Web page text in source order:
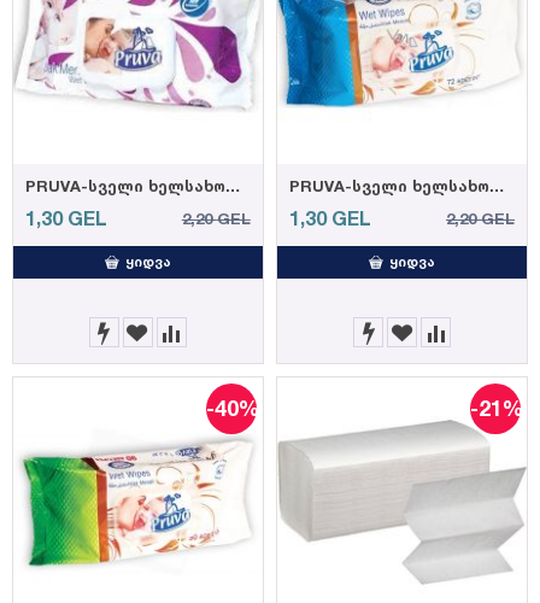
PRUVA-სველი ხელსახოციკრემით 72ც 35 გრ. (12)
1,30 GEL 2,20 GEL
ᲧᲘᲓᲕᲐ
PRUVA-სველი ხელსახოცი ელეგანტური 72ც 35 გრ. (12)
1,30 GEL 2,20 GEL
ᲧᲘᲓᲕᲐ
-40% -21%